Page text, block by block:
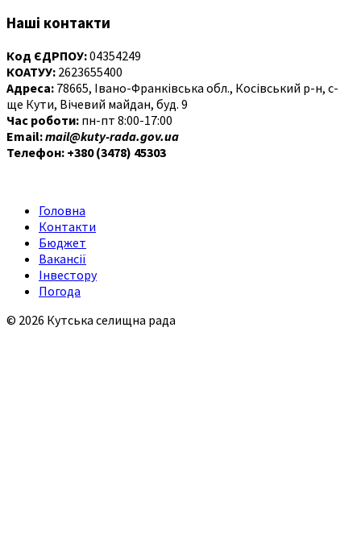
Наші контакти
Код ЄДРПОУ:04354249
КОАТУУ: 2623655400
Адреса: 78665, Івано-Франківська обл., Косівський р-н, с-
ще Кути, Вічевий майдан, буд. 9
Час роботи: пн-пт 8:00-17:00
Email:mail@kuty-rada.gov.ua
Телефон: +380 (3478) 45303
Головна
Контакти
Бюджет
Вакансії
Інвестору
Погода
© 2026 Кутська селищна рада